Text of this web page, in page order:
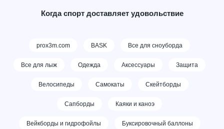
Когда спорт доставляет удовольствие
prox3m.com BASK Все для сноуборда
Все для лыж Одежда Аксессуары Защита
Велосипеды Самокаты Скейтборды
Сапборды Каяки и каноэ
Вейкборды и гидрофойлы Буксировочный баллоны